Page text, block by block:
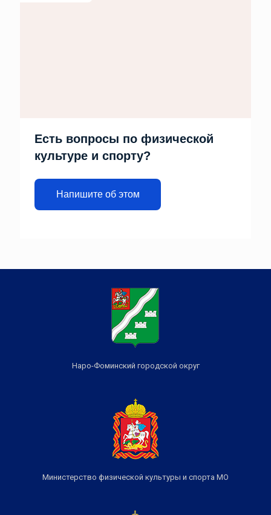
Есть вопросы по физической
культуре и спорту?
Напишите об этом
Наро-Фоминский городской округ
Министерство физической культуры и спорта МО